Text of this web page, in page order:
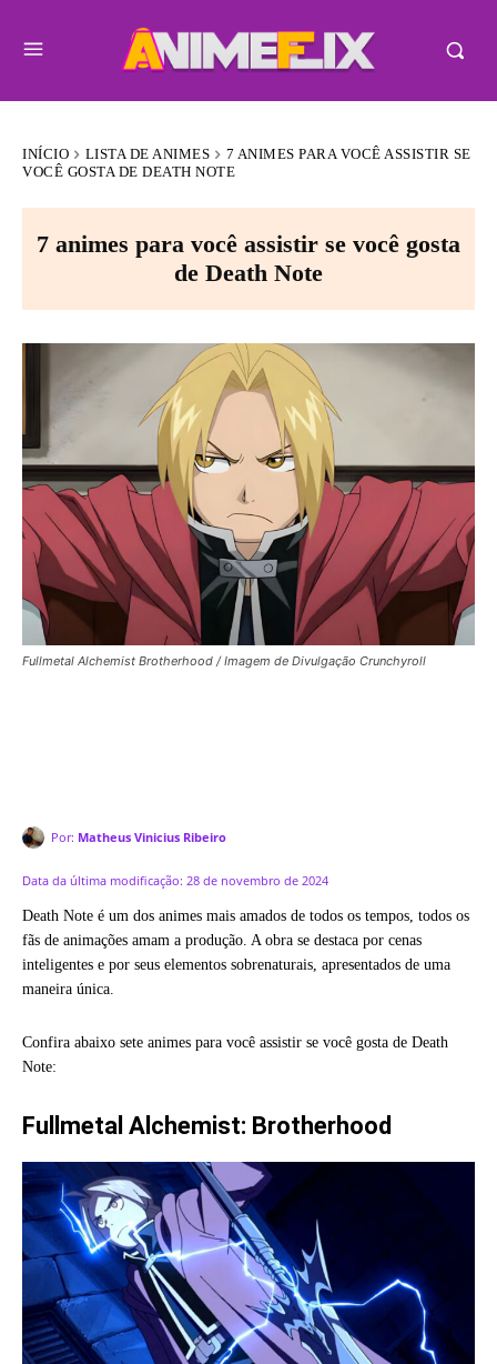
INÍCIO LISTA DE ANIMES
7 ANIMES PARA VOCÊ ASSISTIR SE
VOCÊ GOSTA DE DEATH NOTE
7 animes para você assistir se você gosta
de Death Note
Fullmetal Alchemist Brotherhood / Imagem de Divulgação Crunchyroll
Por: Matheus Vinicius Ribeiro
Data da última modificação: 28 de novembro de 2024
Death Note é um dos animes mais amados de todos os tempos, todos os
fãs de animações amam a produção. A obra se destaca por cenas
inteligentes e por seus elementos sobrenaturais, apresentados de uma
maneira única.
Confira abaixo sete animes para você assistir se você gosta de Death
Note:
Fullmetal Alchemist: Brotherhood